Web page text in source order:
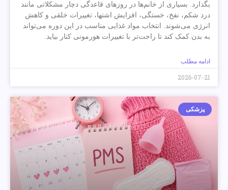
بگذارد. بسیاری از خانم‌ها در روزهای قاعدگی دچار مشکلاتی مانند
درد شکم، نفخ، خستگی، افزایش اشتها، تغییرات خلقی و کاهش
انرژی می‌شوند. انتخاب مواد غذایی مناسب در این دوره می‌تواند
به بدن کمک کند تا راحت‌تر با تغییرات هورمونی کنار بیاید.
ادامه مطلب
2026-07-21
پزشکی